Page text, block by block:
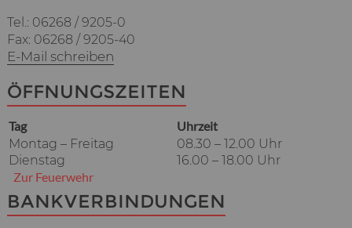
Tel.: 06268 / 9205-0
Fax: 06268 / 9205-40
E-Mail schreiben
ÖFFNUNGSZEITEN
Tag
Uhrzeit
Montag – Freitag
08.30 – 12.00 Uhr
Dienstag
16.00 – 18.00 Uhr
Zur Feuerwehr
BANKVERBINDUNGEN